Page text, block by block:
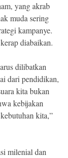
yang akrab
muda sering
kampanye.
diabaikan.
dilibatkan
dari pendidikan,
kita bukan
kebijakan
kita,”
milenial dan